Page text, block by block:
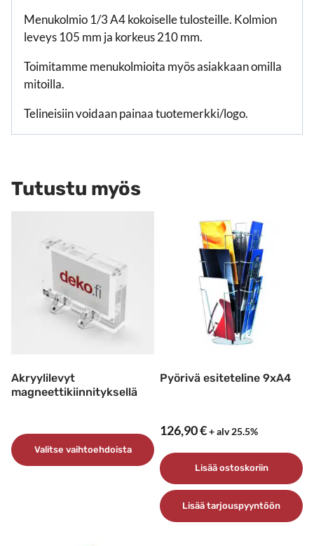
Menukolmio 1/3 A4 kokoiselle tulosteille. Kolmion
leveys 105 mm ja korkeus 210 mm.
Toimitamme menukolmioita myös asiakkaan omilla
mitoilla.
Telineisiin voidaan painaa tuotemerkki/logo.
Tutustu myös
Akryylilevyt
magneettikiinnityksellä
Valitse vaihtoehdoista
Pyörivä esiteteline 9xA4
126,90€+ alv 25.5%
Lisää ostoskoriin
Lisää tarjouspyyntöön